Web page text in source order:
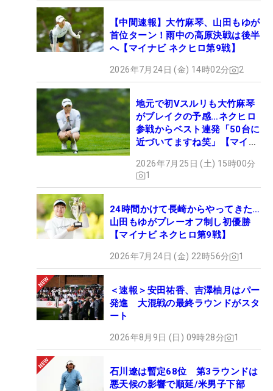
【中間速報】大竹麻琴、山田もゆが
首位ターン！雨中の高原決戦は後半
へ【マイナビ ネクヒロ第9戦】
2026年7月24日 (金) 14時02分 2
地元で初Vスルリも大竹麻琴
がブレイクの予感…ネクヒロ
参戦からベスト連発「50台に
近づいてますね笑」【マイナ
2026年7月25日 (土) 15時00分
1
24時間かけて長崎からやってきた…
山田もゆがプレーオフ制し初優勝
【マイナビ ネクヒロ第9戦】
2026年7月24日 (金) 22時56分 1
＜速報＞安田祐香、吉澤柚月はパー
発進 大混戦の最終ラウンドがスタ
ート
2026年8月9日 (日) 09時28分 1
石川遼は暫定68位 第3ラウンドは
悪天候の影響で順延/米男子下部